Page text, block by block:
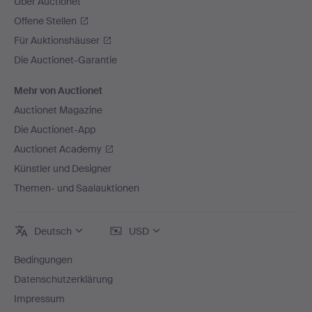
Offene Stellen
Für Auktionshäuser
Die Auctionet-Garantie
Mehr von Auctionet
Auctionet Magazine
Die Auctionet-App
Auctionet Academy
Künstler und Designer
Themen- und Saalauktionen
Deutsch USD
Bedingungen
Datenschutzerklärung
Impressum